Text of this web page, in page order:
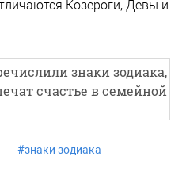
Козероги, Девы и
знаки зодиака,
счастье в семейной
#знаки зодиака